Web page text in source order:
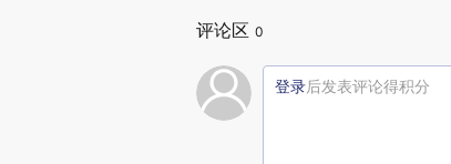
评论区 0
登录后发表评论得积分